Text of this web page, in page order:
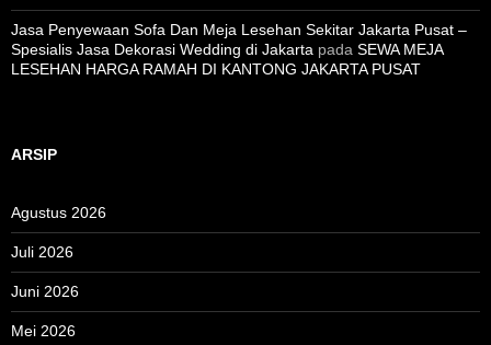
Jasa Penyewaan Sofa Dan Meja Lesehan Sekitar Jakarta Pusat –
Spesialis Jasa Dekorasi Wedding di Jakarta pada SEWA MEJA
LESEHAN HARGA RAMAH DI KANTONG JAKARTA PUSAT
ARSIP
Agustus 2026
Juli 2026
Juni 2026
Mei 2026